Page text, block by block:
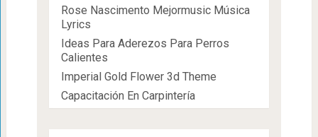
Rose Nascimento Mejormusic Música
Lyrics
Ideas Para Aderezos Para Perros
Calientes
Imperial Gold Flower 3d Theme
Capacitación En Carpintería